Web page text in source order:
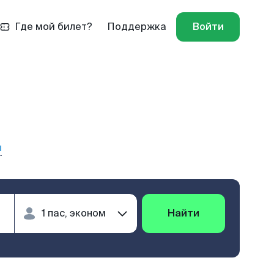
Где мой билет? Поддержка Войти
Найти